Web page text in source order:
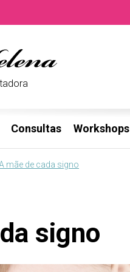
Consultas Workshops
mãe de cada signo
signo